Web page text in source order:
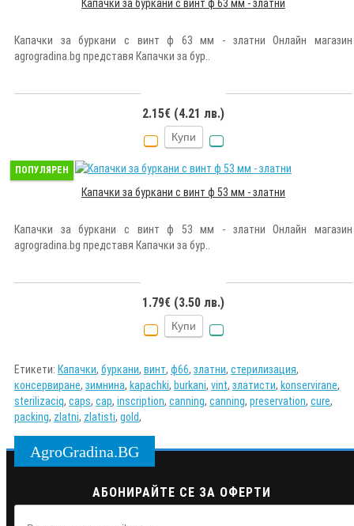
Капачки за буркани с винт ф 63 мм - златни
Капачки за буркани с винт ф 63 мм - златни Онлайн магазин
agrogradina.bg представя Капачки за бур..
2.15€ (4.21 лв.)
Купи
ПОПУЛЯРЕН
Капачки за буркани с винт ф 53 мм - златни
Капачки за буркани с винт ф 53 мм - златни Онлайн магазин
agrogradina.bg представя Капачки за бур..
1.79€ (3.50 лв.)
Купи
Етикети: Капачки, буркани, винт, ф66, златни, стерилизация,
консервиране, зимнина, kapachki, burkani, vint, златисти, konservirane,
sterilizaciq, caps, cap, inscription, canning, canning, preservation, cure,
packing, zlatni, zlatisti, gold,
AgroGradina.BG
АБОНИРАЙТЕ СЕ ЗА ОФЕРТИ